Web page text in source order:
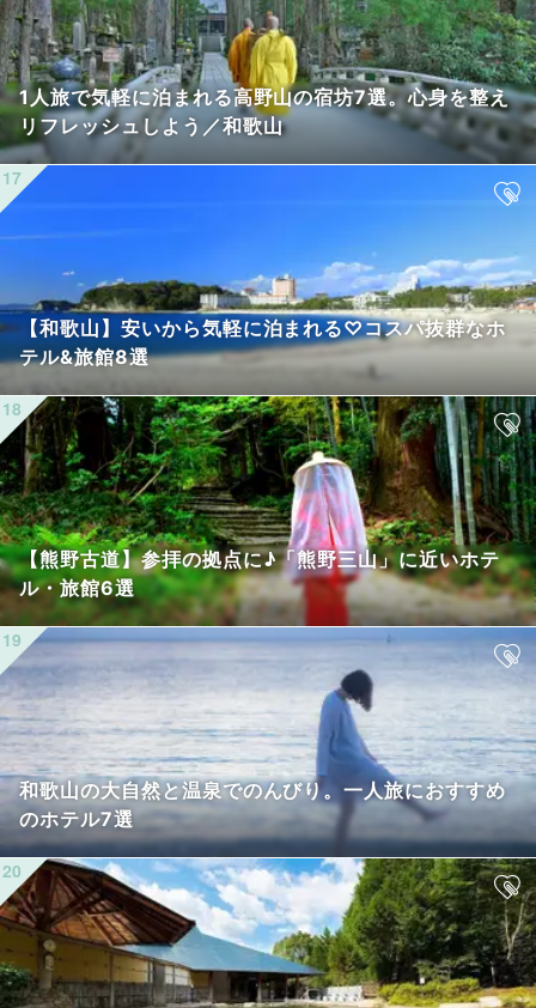
1人旅で気軽に泊まれる高野山の宿坊7選。心身を整え
リフレッシュしよう／和歌山
【和歌山】安いから気軽に泊まれる♡コスパ抜群なホ
テル&旅館8選
【熊野古道】参拝の拠点に♪「熊野三山」に近いホテ
ル・旅館6選
和歌山の大自然と温泉でのんびり。一人旅におすすめ
のホテル7選